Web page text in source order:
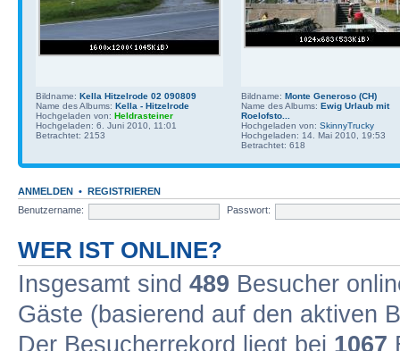
Bildname: Kella Hitzelrode 02 090809
Name des Albums: Kella - Hitzelrode
Hochgeladen von: Heldrasteiner
Hochgeladen: 6. Juni 2010, 11:01
Betrachtet: 2153
Bildname: Monte Generoso (CH)
Name des Albums: Ewig Urlaub mit
Roelofsto...
Hochgeladen von: SkinnyTrucky
Hochgeladen: 14. Mai 2010, 19:53
Betrachtet: 618
ANMELDEN • REGISTRIEREN
Benutzername:
Passwort:
WER IST ONLINE?
Insgesamt sind 489 Besucher
Gäste (basierend auf den aktiven
Der Besucherrekord liegt bei 1067